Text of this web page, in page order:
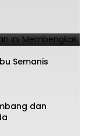
Semanis
dan